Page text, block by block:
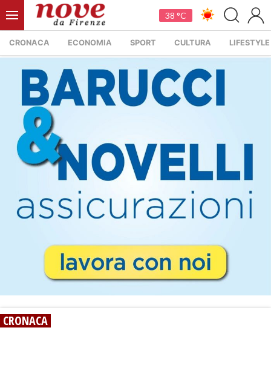
38 °C
CRONACA ECONOMIA SPORT CULTURA LIFESTYLE
CRONACA